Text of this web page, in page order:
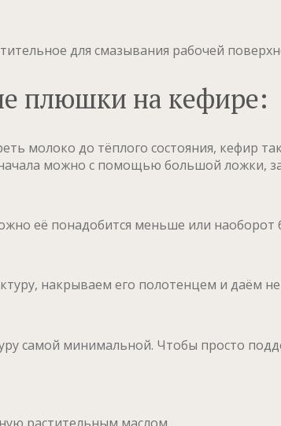
для смазывания рабочей
плюшки на кефире:
молоко до тёплого состояния, кефир
можно с помощью большой ложки,
её понадобится меньше или наоборот
накрываем его полотенцем и даём
самой минимальной. Чтобы просто